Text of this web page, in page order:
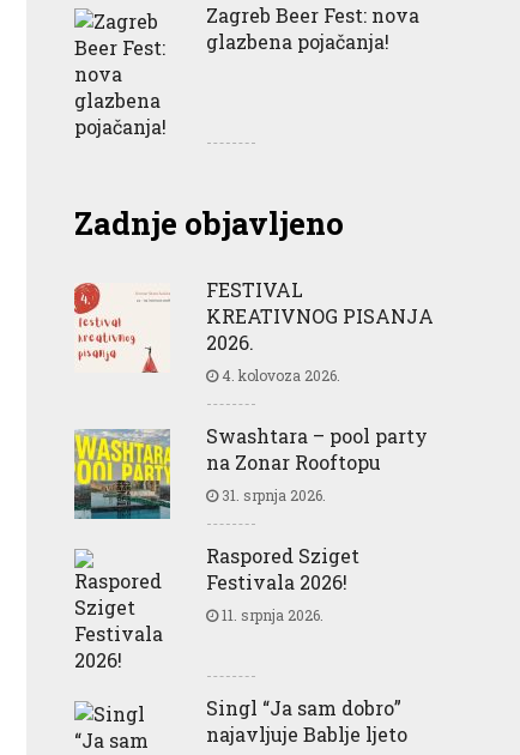
Zagreb Beer Fest: nova
glazbena pojačanja!
Zadnje objavljeno
FESTIVAL
KREATIVNOG PISANJA
2026.
4. kolovoza 2026.
Swashtara – pool party
na Zonar Rooftopu
31. srpnja 2026.
Raspored Sziget
Festivala 2026!
11. srpnja 2026.
Singl “Ja sam dobro”
najavljuje Bablje ljeto